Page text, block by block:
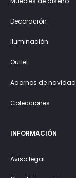
Decoración
Iluminación
Outlet
Adornos de navidad
Colecciones
INFORMACIÓN
Aviso legal